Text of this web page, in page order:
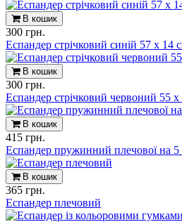
В кошик
300 грн.
Еспандер стрічковий синій 57 х 14
В кошик
300 грн.
Еспандер стрічковий червоний 55
В кошик
415 грн.
Еспандер пружинний плечової на
В кошик
365 грн.
Еспандер плечовий